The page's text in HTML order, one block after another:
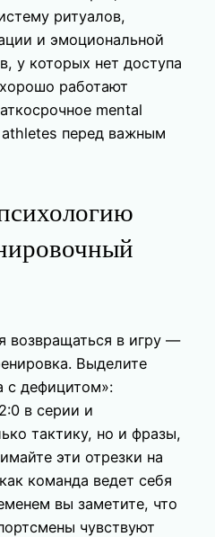
ритуалов,
и эмоциональной
у которых нет доступа
работают
mental
перед важным
возвращаться в игру —
Выделите
с дефицитом»:
в серии и
тактику, но и фразы,
эти отрезки на
команда ведет себя
вы заметите, что
чувствуют